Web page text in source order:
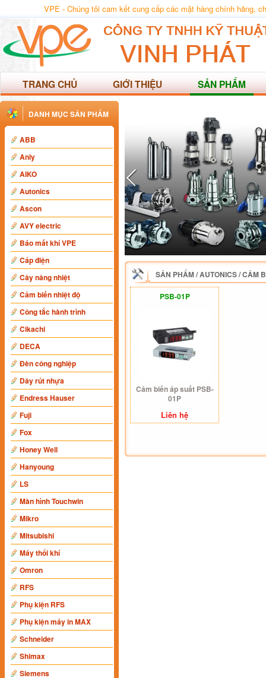
VPE - Chúng tôi cam kết cung cấp các mặt hàng chính hãng,
TRANG CHỦ GIỚI THIỆU SẢN PHẨM
DANH MỤC SẢN PHẨM
ABB
Anly
AIKO
Autonics
Ascon
AVY electric
Báo mất khí VPE
Cáp điện
Cây nâng nhiệt
Cảm biến nhiệt độ
Công tắc hành trình
Cikachi
DECA
Đèn công nghiệp
Dây rút nhựa
Endress Hauser
Fuji
Fox
Honey Well
Hanyoung
LS
Màn hình Touchwin
Mikro
Mitsubishi
Máy thổi khí
Omron
RFS
Phụ kiện RFS
Phụ kiện máy in MAX
Schneider
Shimax
Siemens
SẢN PHẨM/AUTONICS/CẢM
PSB-01P
Cảm biến áp suất PSB-
01P
Liên hệ